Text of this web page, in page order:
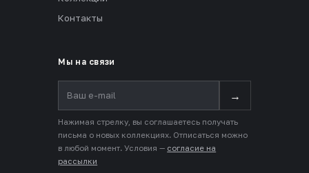
Контакты
Мы на связи
→
Нажимая стрелку, вы соглашаетесь получать
письма о новых коллекциях. Отписаться можно
в любой момент. Условия — согласие на
рассылки